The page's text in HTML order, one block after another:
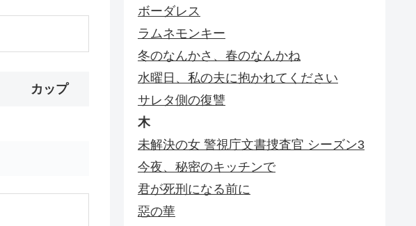
カップ
ボーダレス
ラムネモンキー
冬のなんかさ、春のなんかね
水曜日、私の夫に抱かれてください
サレタ側の復讐
木
未解決の女 警視庁文書捜査官 シーズン3
今夜、秘密のキッチンで
君が死刑になる前に
惡の華